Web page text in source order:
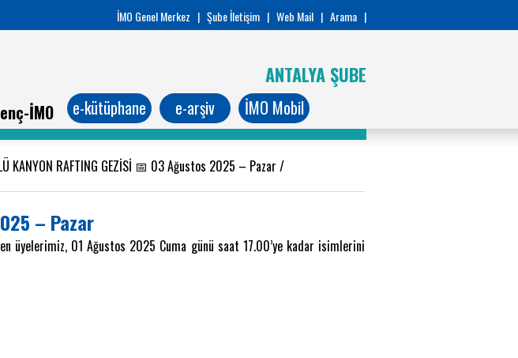
İMO Genel Merkez | Şube İletişim | Web Mail | Arama |
ANTALYA ŞUBE
İMO e-kütüphane e-arşiv İMO Mobil
KANYON RAFTING GEZİSİ 📅 03 Ağustos 2025 – Pazar /
– Pazar
üyelerimiz, 01 Ağustos 2025 Cuma günü saat 17.00’ye kadar isimlerini